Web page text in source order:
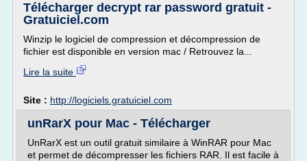
Télécharger decrypt rar password gratuit -
Gratuiciel.com
Winzip le logiciel de compression et décompression de
fichier est disponible en version mac / Retrouvez la...
Lire la suite
Site : http://logiciels.gratuiciel.com
unRarX pour Mac - Télécharger
UnRarX est un outil gratuit similaire à WinRAR pour Mac
et permet de décompresser les fichiers RAR. Il est facile à